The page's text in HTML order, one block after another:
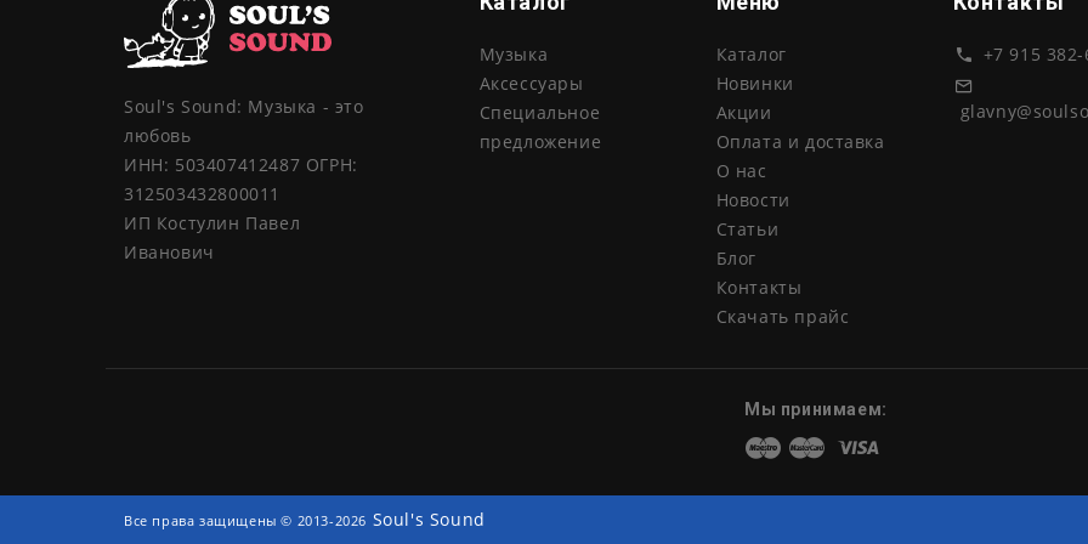
Soul's Sound: Музыка - это
любовь
ИНН: 503407412487 ОГРН:
312503432800011
ИП Костулин Павел
Иванович
Музыка
Аксессуары
Специальное
предложение
Каталог
Новинки
Акции
Оплата и доставка
О нас
Новости
Статьи
Блог
Контакты
Скачать прайс
+7 915 382-
Мы принимаем:
MaestroMaster
Все права защищены © 2013-2026 Soul's Sound